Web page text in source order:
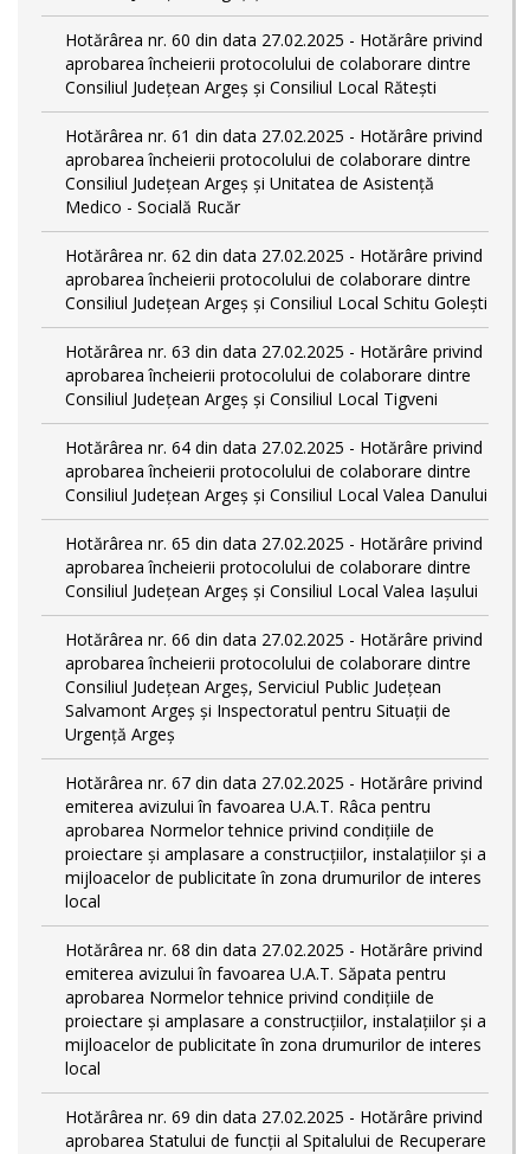
Hotărârea nr. 60 din data 27.02.2025 - Hotărâre privind
aprobarea încheierii protocolului de colaborare dintre
Consiliul Județean Argeș și Consiliul Local Rătești
Hotărârea nr. 61 din data 27.02.2025 - Hotărâre privind
aprobarea încheierii protocolului de colaborare dintre
Consiliul Județean Argeș și Unitatea de Asistență
Medico - Socială Rucăr
Hotărârea nr. 62 din data 27.02.2025 - Hotărâre privind
aprobarea încheierii protocolului de colaborare dintre
Consiliul Județean Argeș și Consiliul Local Schitu Golești
Hotărârea nr. 63 din data 27.02.2025 - Hotărâre privind
aprobarea încheierii protocolului de colaborare dintre
Consiliul Județean Argeș și Consiliul Local Tigveni
Hotărârea nr. 64 din data 27.02.2025 - Hotărâre privind
aprobarea încheierii protocolului de colaborare dintre
Consiliul Județean Argeș și Consiliul Local Valea Danului
Hotărârea nr. 65 din data 27.02.2025 - Hotărâre privind
aprobarea încheierii protocolului de colaborare dintre
Consiliul Județean Argeș și Consiliul Local Valea Iașului
Hotărârea nr. 66 din data 27.02.2025 - Hotărâre privind
aprobarea încheierii protocolului de colaborare dintre
Consiliul Județean Argeș, Serviciul Public Județean
Salvamont Argeș și Inspectoratul pentru Situații de
Urgență Argeș
Hotărârea nr. 67 din data 27.02.2025 - Hotărâre privind
emiterea avizului în favoarea U.A.T. Râca pentru
aprobarea Normelor tehnice privind condiţiile de
proiectare şi amplasare a construcţiilor, instalaţiilor şi a
mijloacelor de publicitate în zona drumurilor de interes
local
Hotărârea nr. 68 din data 27.02.2025 - Hotărâre privind
emiterea avizului în favoarea U.A.T. Săpata pentru
aprobarea Normelor tehnice privind condiţiile de
proiectare şi amplasare a construcţiilor, instalaţiilor şi a
mijloacelor de publicitate în zona drumurilor de interes
local
Hotărârea nr. 69 din data 27.02.2025 - Hotărâre privind
aprobarea Statului de funcţii al Spitalului de Recuperare